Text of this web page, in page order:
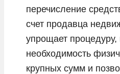
перечисление
счет продавца
упрощает процедуру,
необходимость
крупных сумм и